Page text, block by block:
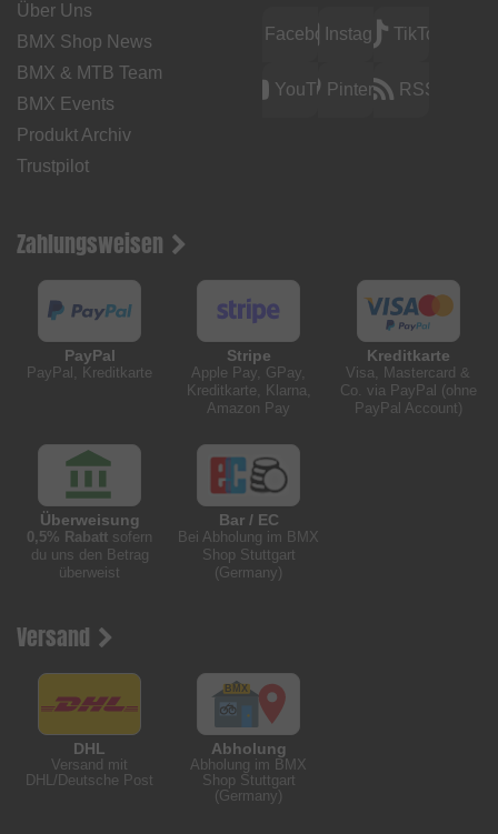
Über Uns
BMX Shop News
BMX & MTB Team
BMX Events
Produkt Archiv
Trustpilot
FacebookInstagramTikTok
YouTubePinterest RSS
Zahlungsweisen
PayPal
PayPal, Kreditkarte
Stripe
Apple Pay, GPay,
Kreditkarte, Klarna,
Amazon Pay
Kreditkarte
Visa, Mastercard &
Co. via PayPal (ohne
PayPal Account)
Überweisung
0,5% Rabatt sofern
du uns den Betrag
überweist
Bar / EC
Bei Abholung im BMX
Shop Stuttgart
(Germany)
Versand
DHL
Versand mit
DHL/Deutsche Post
Abholung
Abholung im BMX
Shop Stuttgart
(Germany)